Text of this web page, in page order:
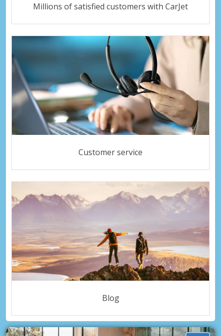
Millions of satisfied customers with CarJet
Customer service
Blog